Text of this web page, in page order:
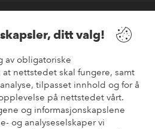
ditt valg!
av obligatoriske
nettstedet skal fungere, samt
tilpasset innhold og for å
på nettstedet vårt.
og informasjonskapslene
og analyseselskaper vi